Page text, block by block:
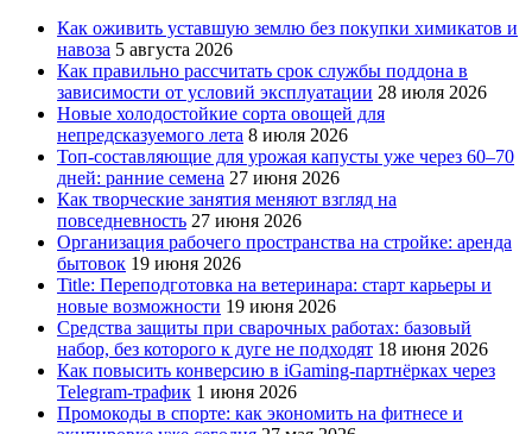
Как оживить уставшую землю без покупки химикатов и
навоза 5 августа 2026
Как правильно рассчитать срок службы поддона в
зависимости от условий эксплуатации 28 июля 2026
Новые холодостойкие сорта овощей для
непредсказуемого лета 8 июля 2026
Топ-составляющие для урожая капусты уже через 60–70
дней: ранние семена 27 июня 2026
Как творческие занятия меняют взгляд на
повседневность 27 июня 2026
Организация рабочего пространства на стройке: аренда
бытовок 19 июня 2026
Title: Переподготовка на ветеринара: старт карьеры и
новые возможности 19 июня 2026
Средства защиты при сварочных работах: базовый
набор, без которого к дуге не подходят 18 июня 2026
Как повысить конверсию в iGaming-партнёрках через
Telegram-трафик 1 июня 2026
Промокоды в спорте: как экономить на фитнесе и